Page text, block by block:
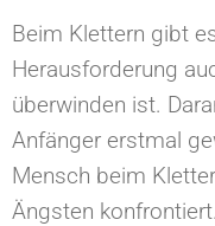
Beim Klettern gibt
Herausforderung
überwinden ist.
Anfänger erstmal
Mensch beim
Ängsten